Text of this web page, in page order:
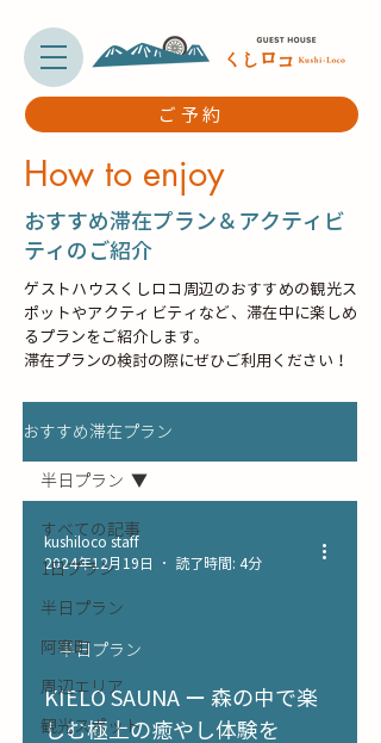
ご予約
How to enjoy
​おすすめ滞在プラン＆アクティビ
ティのご紹介
ゲストハウスくしロコ周辺のおすすめの観光ス
ポットやアクティビティなど、滞在中に楽しめ
るプランをご紹介します。
滞在プランの検討の際にぜひご利用ください！
おすすめ滞在プラン
すべての記事
1日プラン
半日プラン
阿寒町
周辺エリア
観光スポット
半日プラン
KIELO SAUNA ー 森の中で楽
しむ極上の癒やし体験を
半日プラン
kushiloco staff
2024年12月19日
読了時間: 4分